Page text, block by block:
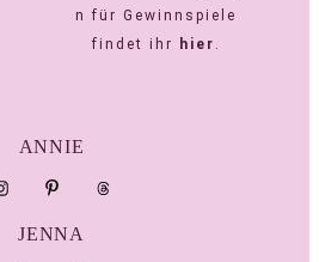
n für Gewinnspiele
findet ihr
hier .
ANNIE
JENNA